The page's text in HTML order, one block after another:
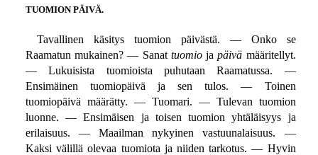
TUOMION PÄIVÄ.
Tavallinen käsitys tuomion päivästä. — Onko se
Raamatun mukainen? — Sanat tuomiojapäivä määritellyt.
— Lukuisista tuomioista puhutaan Raamatussa. —
Ensimäinen tuomiopäivä ja sen tulos. — Toinen
tuomiopäivä määrätty. — Tuomari. — Tulevan tuomion
luonne. — Ensimäisen ja toisen tuomion yhtäläisyys ja
erilaisuus. — Maailman nykyinen vastuunalaisuus. —
Kaksi välillä olevaa tuomiota ja niiden tarkotus. — Hyvin